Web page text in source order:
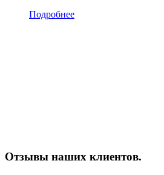
Подробнее
Отзывы наших клиентов.